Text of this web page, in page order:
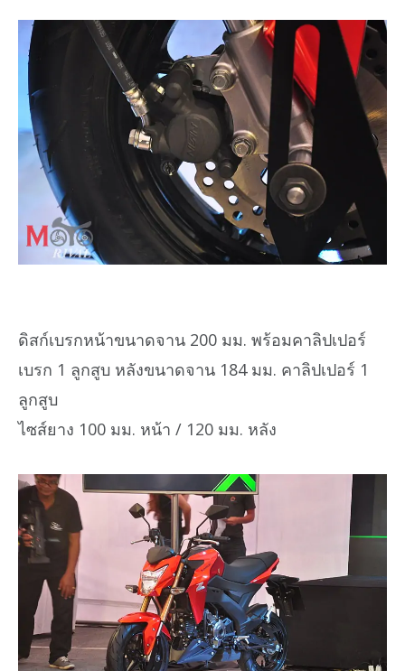
ดิสก์เบรกหน้าขนาดจาน 200 มม. พร้อมคาลิปเปอร์
เบรก 1 ลูกสูบ หลังขนาดจาน 184 มม. คาลิปเปอร์ 1
ลูกสูบ
ไซส์ยาง 100 มม. หน้า / 120 มม. หลัง